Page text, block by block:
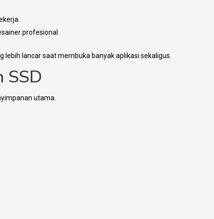
profesional.
lebih lancar saat membuka banyak aplikasi sekaligus.
SSD
utama.